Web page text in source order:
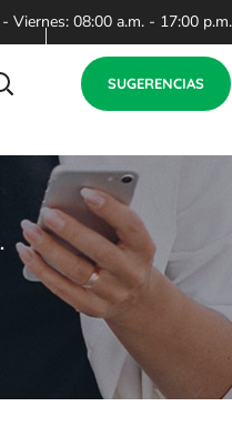
Viernes: 08:00 a.m. - 17:00 p.m.
SUGERENCIAS